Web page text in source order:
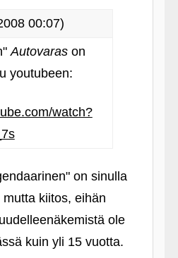
00:07)
Autovarason
youtubeen:
watch?
on sinulla
kiitos, eihän
ole
kuin yli 15 vuotta.